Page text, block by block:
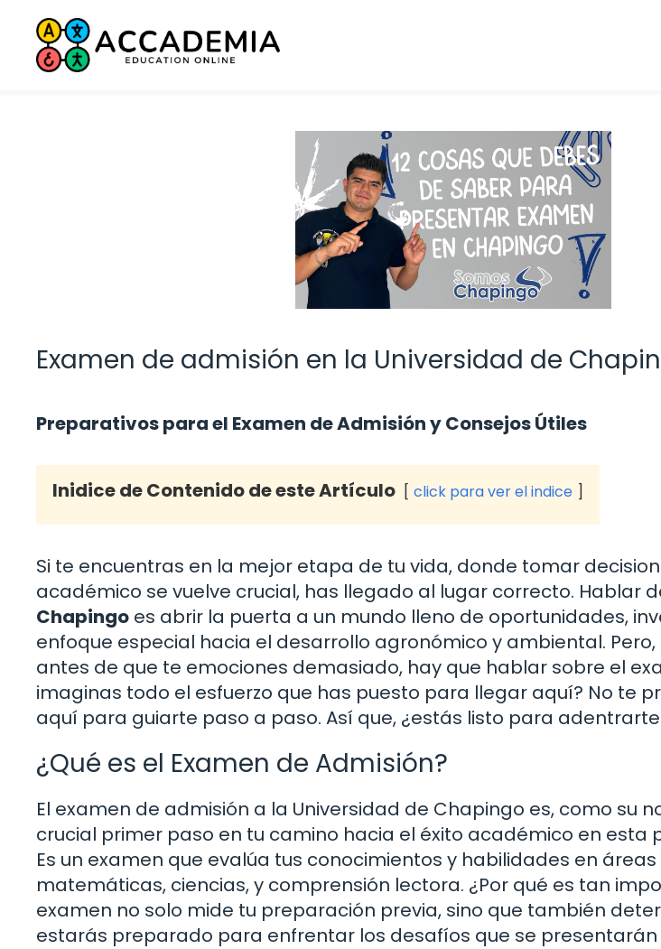
Saltar
contenido
Examen de admisión en la Universidad de
Preparativos para el Examen de Admisión y Consejos Útiles
Inidice de Contenido de este Artículo click para ver el indice
Si te encuentras en la mejor etapa de tu vida, donde tomar
académico se vuelve crucial, has llegado al lugar correcto. Hablar
Chapingo es abrir la puerta a un mundo lleno de oportunidades,
enfoque especial hacia el desarrollo agronómico y ambiental.
antes de que te emociones demasiado, hay que hablar sobre el
imaginas todo el esfuerzo que has puesto para llegar aquí? No te
aquí para guiarte paso a paso. Así que, ¿estás listo para
¿Qué es el Examen de Admisión?
El examen de admisión a la Universidad de Chapingo es, como su
crucial primer paso en tu camino hacia el éxito académico en esta
Es un examen que evalúa tus conocimientos y habilidades en
matemáticas, ciencias, y comprensión lectora. ¿Por qué es tan
examen no solo mide tu preparación previa, sino que también
estarás preparado para enfrentar los desafíos que se presentarán